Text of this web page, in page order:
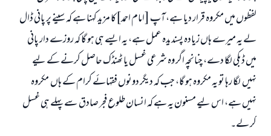
لفظوں میں مکروہ قرار دیا ہے، آپ [امام احمد]کا مزید کہنا ہے کہ سینے پر پانی ڈال
لے یہ میرے ہاں زیادہ پسندیدہ عمل ہے، یہ ایسے ہی ہو گا کہ روزے دار پانی
میں ڈبکی لگا دے، چنانچہ اگر وہ شرعی غسل یا ٹھنڈک حاصل کرنے کے لیے
نہیں لگا رہا تو یہ مکروہ ہو گا، جب کہ دیگر دونوں فقہائے کرام کے ہاں مکروہ
نہیں ہے، اس لیے مسنون یہ ہے کہ انسان طلوع فجر صادق سے پہلے ہی غسل
کر لے۔